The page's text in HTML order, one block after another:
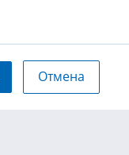
Отмена